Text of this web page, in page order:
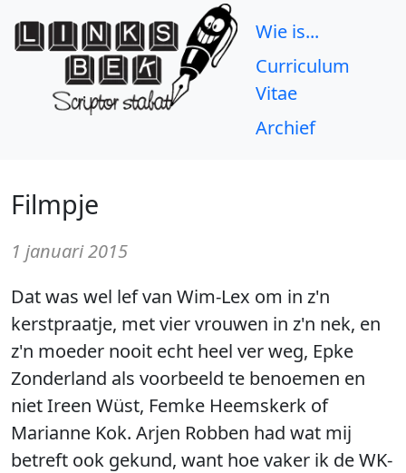
Wie is...
Curriculum
Vitae
Archief
Filmpje
1 januari 2015
Dat was wel lef van Wim-Lex om in z'n
kerstpraatje, met vier vrouwen in z'n nek, en
z'n moeder nooit echt heel ver weg, Epke
Zonderland als voorbeeld te benoemen en
niet Ireen Wüst, Femke Heemskerk of
Marianne Kok. Arjen Robben had wat mij
betreft ook gekund, want hoe vaker ik de WK-